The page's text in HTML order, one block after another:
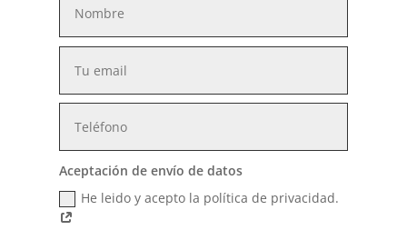
Aceptación de envío de datos
He leido y acepto la política de privacidad.